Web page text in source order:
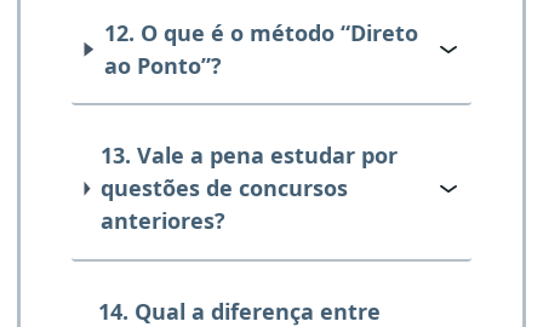
12. O que é o método “Direto
ao Ponto”?
13. Vale a pena estudar por
questões de concursos
anteriores?
14. Qual a diferença entre